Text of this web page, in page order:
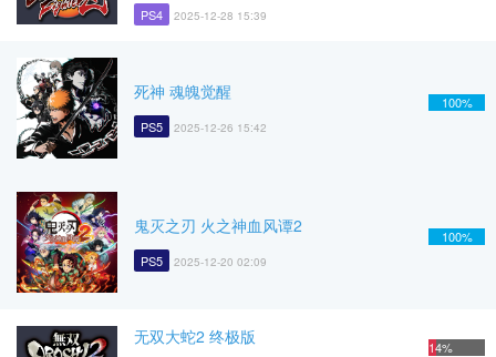
PS4 2025-12-28 15:39
死神 魂魄觉醒
PS5 2025-12-26 15:42
100%
鬼灭之刃 火之神血风谭2
PS5 2025-12-20 02:09
100%
无双大蛇2 终极版 14%